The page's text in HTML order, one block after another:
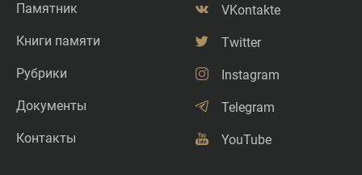
Памятник
Книги памяти
Рубрики
Документы
Контакты
VKontakte
Twitter
Instagram
Telegram
YouTube